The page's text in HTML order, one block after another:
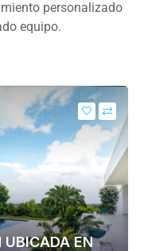
personalizado
equipo.
UBICADA EN